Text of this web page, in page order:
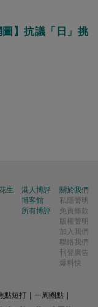
圖】抗議「日」挑
生
港人博評
博客館
所有博評
關於我們
私隱聲明
免責條款
版權聲明
加入我們
聯絡我們
刊登廣告
爆料快
點短打 一周圈點